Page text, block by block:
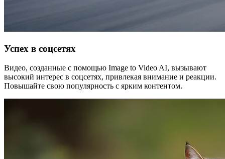
Успех в соцсетях
Видео, созданные с помощью Image to Video AI, вызывают
высокий интерес в соцсетях, привлекая внимание и реакции.
Повышайте свою популярность с ярким контентом.